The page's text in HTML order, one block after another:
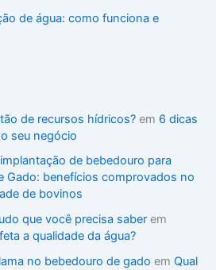
de água: como funciona e
de recursos hídricos? em 6 dicas
seu negócio
de bebedouro para
Gado: benefícios comprovados no
de bovinos
que você precisa saber em
a qualidade da água?
no bebedouro de gado em Qual